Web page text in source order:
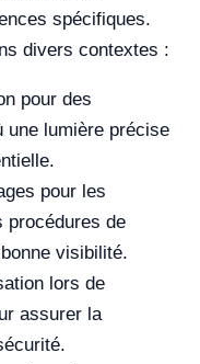
spécifiques.
divers contextes :
pour des
une lumière précise
pour les
procédures de
visibilité.
lors de
assurer la